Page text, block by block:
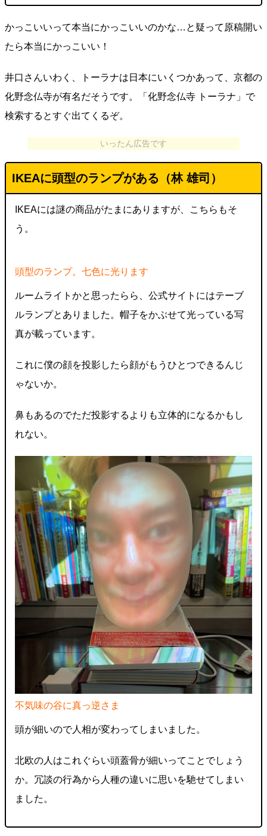
かっこいいって本当にかっこいいのかな…と疑って原稿開い
たら本当にかっこいい！
井口さんいわく、トーラナは日本にいくつかあって、京都の
化野念仏寺が有名だそうです。「化野念仏寺 トーラナ」で
検索するとすぐ出てくるぞ。
いったん広告です
IKEAに頭型のランプがある（林 雄司）
IKEAには謎の商品がたまにありますが、こちらもそ
う。
頭型のランプ。七色に光ります
ルームライトかと思ったらら、公式サイトにはテーブ
ルランプとありました。帽子をかぶせて光っている写
真が載っています。
これに僕の顔を投影したら顔がもうひとつできるんじ
ゃないか。
鼻もあるのでただ投影するよりも立体的になるかもし
れない。
不気味の谷に真っ逆さま
頭が細いので人相が変わってしまいました。
北欧の人はこれぐらい頭蓋骨が細いってことでしょう
か。冗談の行為から人種の違いに思いを馳せてしまい
ました。